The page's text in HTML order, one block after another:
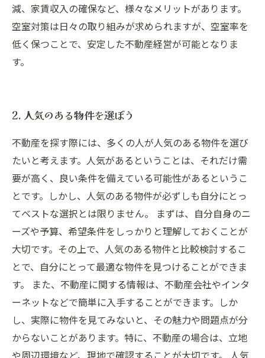
減、家賃収入の確保など、様々なメリットがあります。
空室対策は日々の取り組みが求められますが、空室率を
低く保つことで、安定した不動産経営が可能となりま
す。
2. 人気のある物件を選ぼう
不動産を探す際には、多くの人が人気のある物件を選び
たいと考えます。人気があるということは、それだけ需
要が高く、良い条件を備えている可能性があるというこ
とです。しかし、人気のある物件が必ずしも自分にとっ
てベストな選択とは限りません。 まずは、自分自身のニ
ーズや予算、希望条件をしっかりと理解しておくことが
大切です。その上で、人気のある物件と比較検討するこ
とで、自分にとって最適な物件を見つけることができま
す。 また、不動産に関する情報は、不動産会社やインタ
ーネットなどで簡単に入手することができます。しか
し、実際に物件を見てみないと、その魅力や問題点が分
からないことがあります。特に、不動産の場合は、立地
や周辺環境など、現地で確認することが大切です。 人気